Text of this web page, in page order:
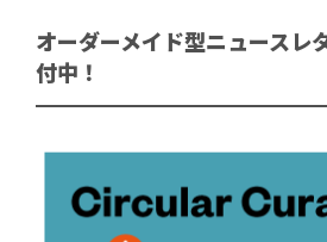
オーダーメイド型ニュースレ
付中！